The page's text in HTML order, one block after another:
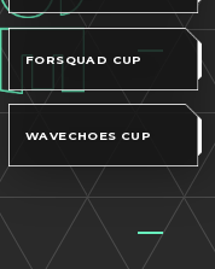
FORSQUAD CUP
WAVECHOES CUP